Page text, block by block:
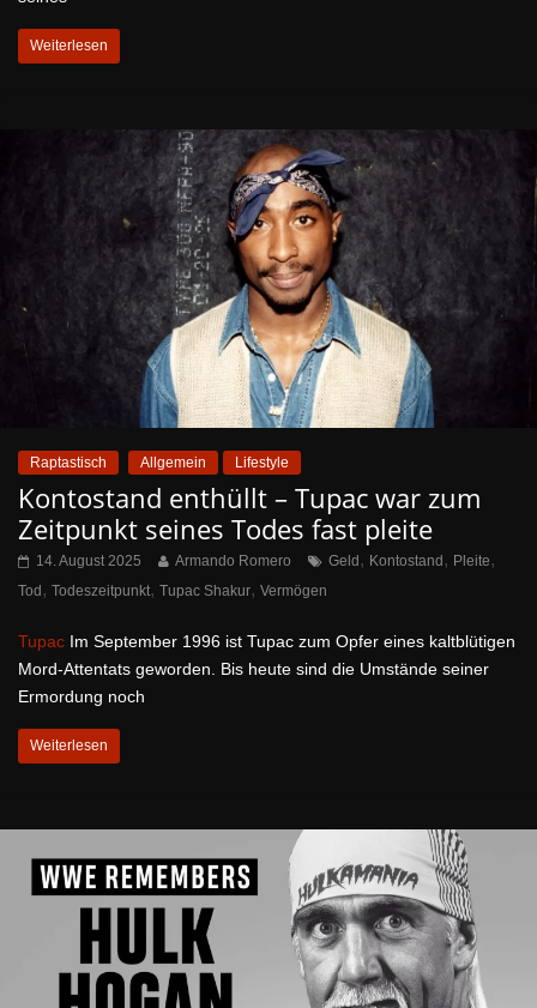
Weiterlesen
Raptastisch Allgemein Lifestyle
Kontostand enthüllt – Tupac war zum
Zeitpunkt seines Todes fast pleite
14. August 2025 Armando Romero Geld , Kontostand , Pleite,
Tod , Todeszeitpunkt, Tupac Shakur, Vermögen
Tupac Im September 1996 ist Tupac zum Opfer eines kaltblütigen
Mord-Attentats geworden. Bis heute sind die Umstände seiner
Ermordung noch
Weiterlesen